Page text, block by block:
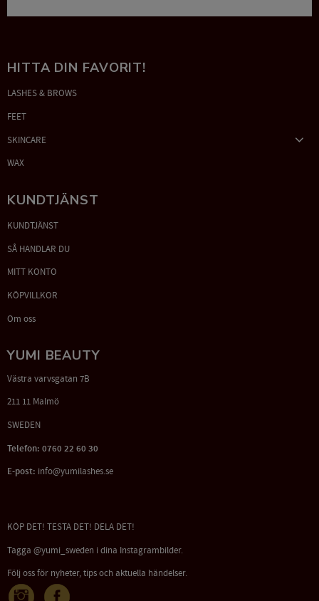
HITTA DIN FAVORIT!
LASHES & BROWS
FEET
SKINCARE
WAX
KUNDTJÄNST
KUNDTJÄNST
SÅ HANDLAR DU
MITT KONTO
KÖPVILLKOR
Om oss
YUMI BEAUTY
Västra varvsgatan 7B
211 11 Malmö
SWEDEN
Telefon: 0760 22 60 30
E-post: info@yumilashes.se
KÖP DET! TESTA DET! DELA DET!
Tagga @yumi_sweden i dina Instagrambilder.
Följ oss för nyheter, tips och aktuella händelser.